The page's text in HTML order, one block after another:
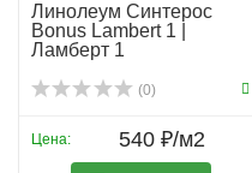
Линолеум Синтерос
Bonus Lambert 1 |
Ламберт 1
(0)
Цена: 540 ₽/м2